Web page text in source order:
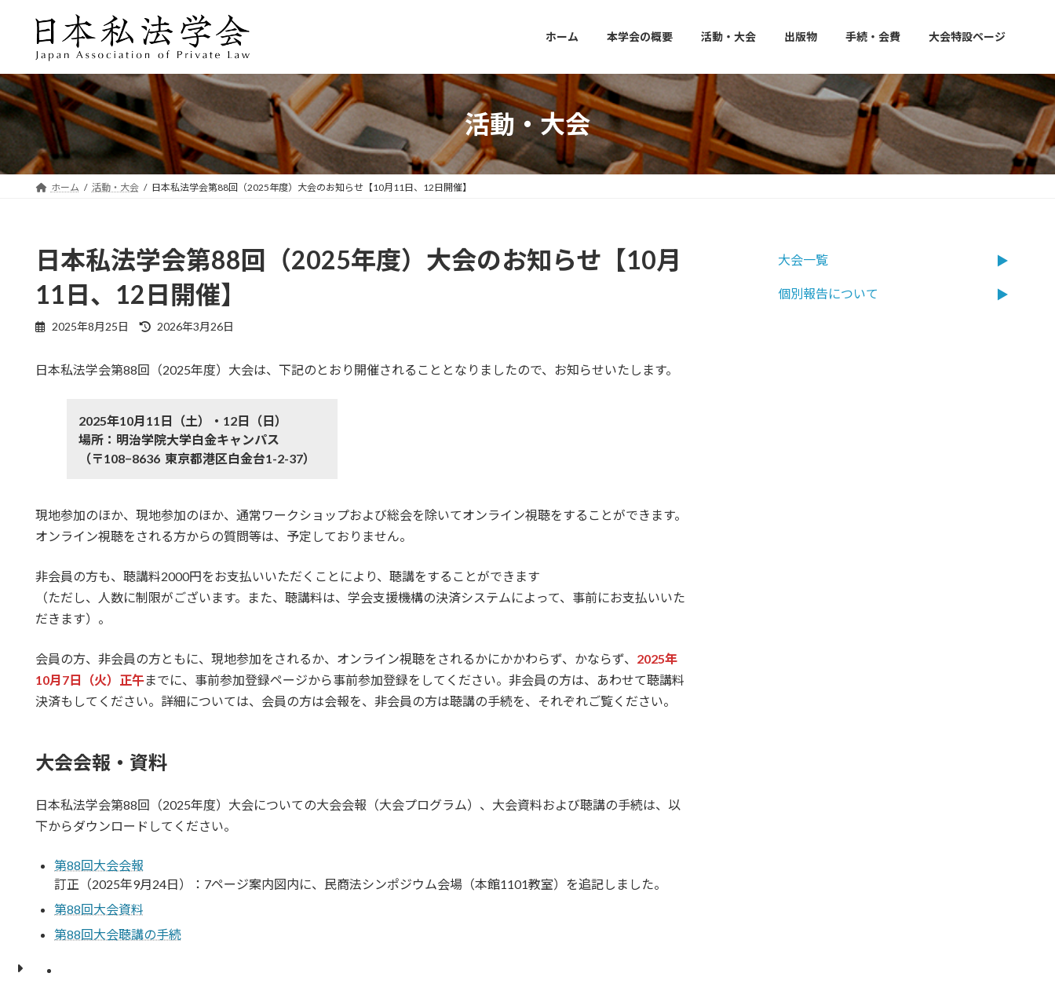
ツ
へ
ス
ッ
プ
シ
ョ
ン
移
動
ホーム 本学会の概要 活動・大会 出版物 手続・会費 大会特設ページ
活動・大会
ホーム 活動・大会 日本私法学会第88回（2025年度）大会のお知らせ【10月11日、12日開催】
日本私法学会第88回（2025年度）大会のお知らせ【10月
11日、12日開催】
2025年8月25日
最
新
:
2026年3月26日
日本私法学会第88回（2025年度）大会は、下記のとおり開催されることとなりましたので、お知らせいたします。
2025年10月11日（土）・12日（日）
場所：明治学院大学白金キャンパス
（〒108−8636 東京都港区白金台1-2-37）
現地参加のほか、現地参加のほか、通常ワークショップおよび総会を除いてオンライン視聴をすることができます。
オンライン視聴をされる方からの質問等は、予定しておりません。
非会員の方も、聴講料2000円をお支払いいただくことにより、聴講をすることができます
（ただし、人数に制限がございます。また、聴講料は、学会支援機構の決済システムによって、事前にお支払いいた
だきます）。
会員の方、非会員の方ともに、現地参加をされるか、オンライン視聴をされるかにかかわらず、かならず、 2025年
10月7日（火）正午までに、事前参加登録ページから事前参加登録をしてください。非会員の方は、あわせて聴講料
決済もしてください。詳細については、会員の方は会報を、非会員の方は聴講の手続を、それぞれご覧ください。
大会会報・資料
日本私法学会第88回（2025年度）大会についての大会会報（大会プログラム）、大会資料および聴講の手続は、以
下からダウンロードしてください。
第88回大会会報
訂正（2025年9月24日）：7ページ案内図内に、民商法シンポジウム会場（本館1101教室）を追記しました。
第88回大会資料
第88回大会聴講の手続
大会一覧
個別報告について